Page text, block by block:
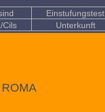
Einstufungstest
Cils Unterkunft